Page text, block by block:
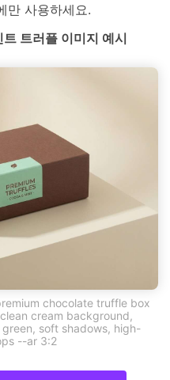
만 사용하세요.
트러플 이미지 예시
chocolate truffle box
cream background,
soft shadows, high-
--ar 3:2